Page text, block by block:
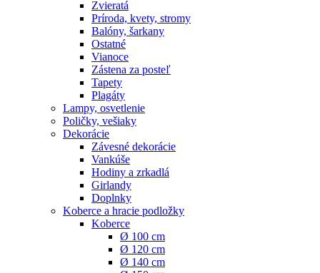
Zvieratá
Príroda, kvety, stromy
Balóny, šarkany
Ostatné
Vianoce
Zástena za posteľ
Tapety
Plagáty
Lampy, osvetlenie
Poličky, vešiaky
Dekorácie
Závesné dekorácie
Vankúše
Hodiny a zrkadlá
Girlandy
Doplnky
Koberce a hracie podložky
Koberce
Ø 100 cm
Ø 120 cm
Ø 140 cm